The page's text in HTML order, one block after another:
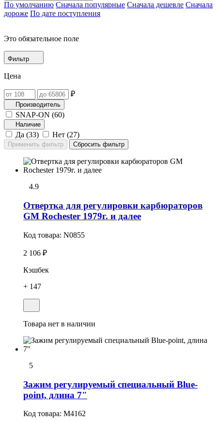
По умолчанию Сначала популярные Сначала дешевле Сначала
дороже По дате поступления
Это обязательное поле
Фильтр
Цена
₽
Производитель
SNAP-ON (60)
Наличие
Да (33) Нет (27)
4.9
Отвертка для регулировки карбюраторов
GM Rochester 1979г. и далее
Код товара: N0855
2 106 ₽
Кэшбек
+ 147
Товара нет в наличии
5
Зажим регулируемый специальный Blue-
point, длина 7"
Код товара: M4162